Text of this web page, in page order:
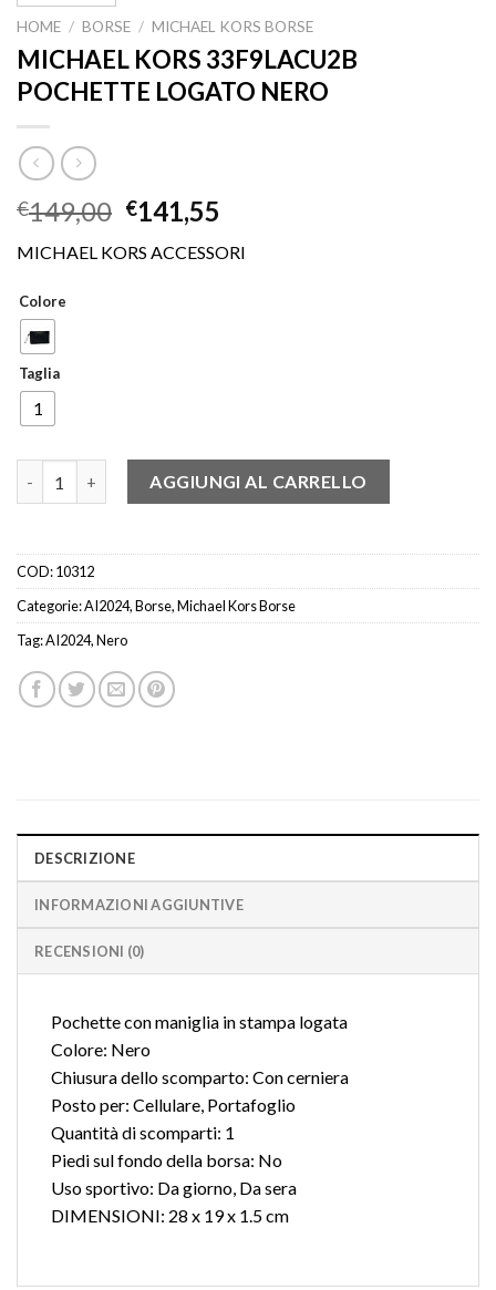
HOME / BORSE / MICHAEL KORS BORSE
MICHAEL KORS 33F9LACU2B
POCHETTE LOGATO NERO
€149,00 €141,55
MICHAEL KORS ACCESSORI
Colore
Taglia
1
MICHAEL KORS 33F9LACU2B POCHETTE LOGATO NERO
AGGIUNGI AL CARRELLO
COD:10312
Categorie:AI2024,Borse,Michael Kors Borse
Tag:AI2024,Nero
DESCRIZIONE
INFORMAZIONI AGGIUNTIVE
RECENSIONI (0)
Pochette con maniglia in stampa logata
Colore: Nero
Chiusura dello scomparto: Con cerniera
Posto per: Cellulare, Portafoglio
Quantità di scomparti: 1
Piedi sul fondo della borsa: No
Uso sportivo: Da giorno, Da sera
DIMENSIONI: 28 x 19 x 1.5 cm